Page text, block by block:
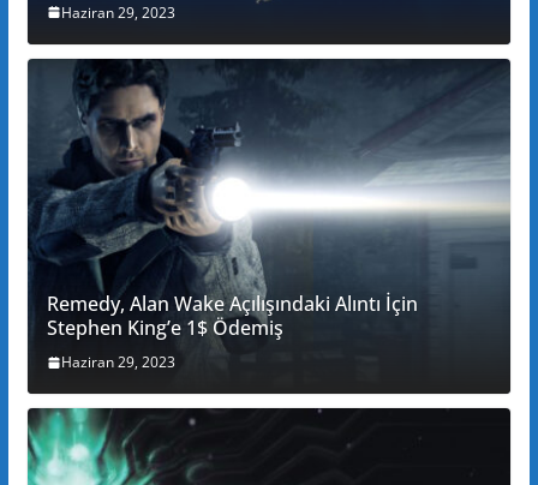
Haziran 29, 2023
Remedy, Alan Wake Açılışındaki Alıntı İçin
Stephen King’e 1$ Ödemiş
Haziran 29, 2023